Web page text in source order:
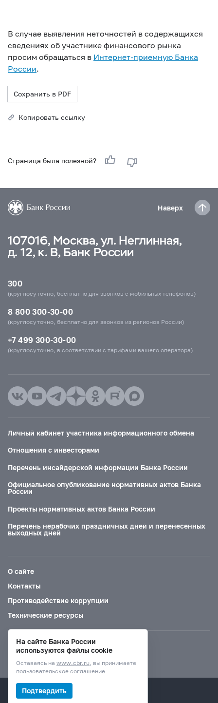
В случае выявления неточностей в содержащихся
сведениях об участнике финансового рынка
просим обращаться в Интернет-приемную Банка
России.
Сохранить в PDF
Копировать ссылку
Страница была полезной?
Наверх
107016, Москва, ул. Неглинная,
д. 12, к. В, Банк России
300
(круглосуточно, бесплатно для звонков с мобильных телефонов)
8 800 300-30-00
(круглосуточно, бесплатно для звонков из регионов России)
+7 499 300-30-00
(круглосуточно, в соответствии с тарифами вашего оператора)
Личный кабинет участника информационного обмена
Отношения с инвесторами
Перечень инсайдерской информации Банка России
Официальное опубликование нормативных актов Банка
России
Проекты нормативных актов Банка России
Перечень нерабочих праздничных дней и перенесенных
выходных дней
О сайте
Контакты
Противодействие коррупции
Технические ресурсы
Версия для слабовидящих
© Банк России, 2000–2026.
На сайте Банка России
используются файлы cookie
Оставаясь на www.cbr.ru, вы принимаете
пользовательское соглашение
Подтвердить